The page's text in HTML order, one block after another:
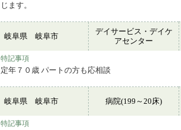
じます。
岐阜県 岐阜市
デイサービス・デイケ
アセンター
特記事項
定年７０歳 パートの方も応相談
岐阜県 岐阜市 病院(199～20床)
特記事項